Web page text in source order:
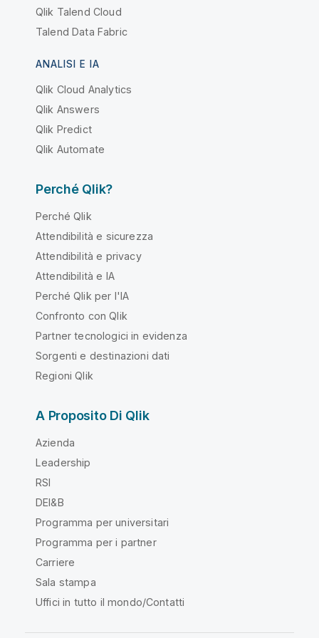
Qlik Talend Cloud
Talend Data Fabric
ANALISI E IA
Qlik Cloud Analytics
Qlik Answers
Qlik Predict
Qlik Automate
Perché Qlik?
Perché Qlik
Attendibilità e sicurezza
Attendibilità e privacy
Attendibilità e IA
Perché Qlik per l'IA
Confronto con Qlik
Partner tecnologici in evidenza
Sorgenti e destinazioni dati
Regioni Qlik
A Proposito Di Qlik
Azienda
Leadership
RSI
DEI&B
Programma per universitari
Programma per i partner
Carriere
Sala stampa
Uffici in tutto il mondo/Contatti